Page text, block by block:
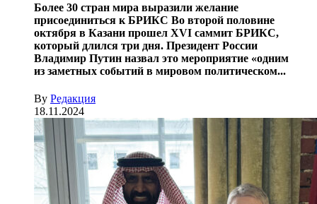
Более 30 стран мира выразили желание
присоединиться к БРИКС Во второй половине
октября в Казани прошел XVI саммит БРИКС,
который длился три дня. Президент России
Владимир Путин назвал это мероприятие «одним
из заметных событий в мировом политическом...
By Редакция
18.11.2024